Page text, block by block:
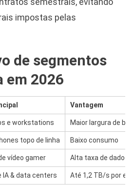
impostas pelas
de segmentos
em 2026
Vantagem
e workstations Maior largura de
topo de linha Baixo consumo
vídeo gamer Alta taxa de dados
IA & data centers Até 1,2 TB/s por